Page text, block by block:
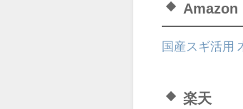
Amazon
国産スギ活用
楽天